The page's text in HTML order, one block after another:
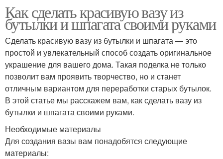
Как сделать красивую вазу из
бутылки и шпагата своими руками
Сделать красивую вазу из бутылки и шпагата — это
простой и увлекательный способ создать оригинальное
украшение для вашего дома. Такая поделка не только
позволит вам проявить творчество, но и станет
отличным вариантом для переработки старых бутылок.
В этой статье мы расскажем вам, как сделать вазу из
бутылки и шпагата своими руками.
Необходимые материалы
Для создания вазы вам понадобятся следующие
материалы: